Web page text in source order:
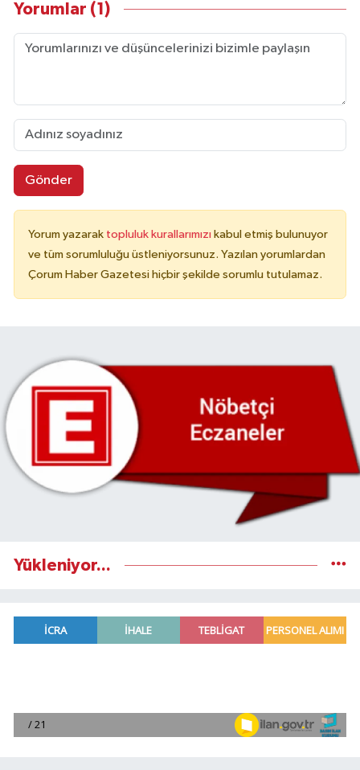
Yorumlar (1)
Gönder
Yorum yazarak topluluk kurallarımızı kabul etmiş bulunuyor
ve tüm sorumluluğu üstleniyorsunuz. Yazılan yorumlardan
Çorum Haber Gazetesi hiçbir şekilde sorumlu tutulamaz.
Yükleniyor...